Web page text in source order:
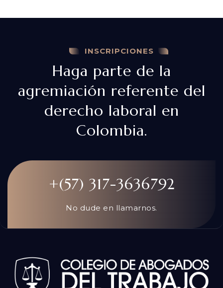
INSCRIPCIONES
Haga parte de la
agremiación referente del
derecho laboral en
Colombia.
+(57) 317-3636792
No dude en llamarnos.